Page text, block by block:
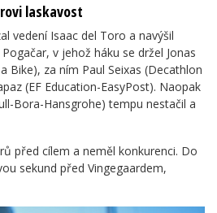
laskavost
vedení Isaac del Toro a navýšil
v jehož háku se držel Jonas
Bike), za ním Paul Seixas (Decathlon
(EF Education-EasyPost). Naopak
Bora-Hansgrohe) tempu nestačil a
před cílem a neměl konkurenci. Do
sekund před Vingegaardem,